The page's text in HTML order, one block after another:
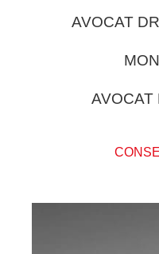
AVOCAT
AVOCAT